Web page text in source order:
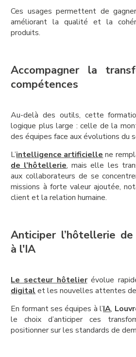
Ces usages permettent de
améliorant la qualité et la
produits.
Accompagner la
compétences
Au-delà des outils, cette
logique plus large : celle de la
des équipes face aux évolutions du
L’intelligence artificielle ne
de l’hôtellerie, mais elle les
aux collaborateurs de se
missions à forte valeur ajoutée,
client et la relation humaine.
Anticiper l’hôtellerie
à l'IA
Le secteur hôtelierévolue
digital et les nouvelles attentes
En formant ses équipes à l’IA,
le choix d’anticiper ces
positionner sur les standards de